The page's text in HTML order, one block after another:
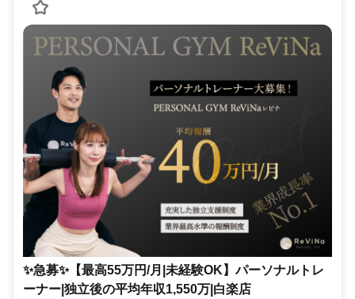
✨️急募✨️【最高55万円/月|未経験OK】パーソナルトレ
ーナー|独立後の平均年収1,550万|白楽店